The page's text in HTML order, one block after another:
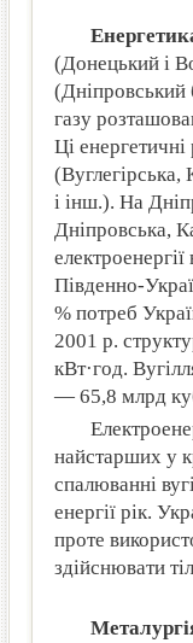
(Донецький і
(Дніпровський
газу
Ці
(Вуглегірська,
і інш.). На
Дніпровська,
Південно-
% потреб
2001 р.
кВт·год.
— 65,8 млрд
найстарших у
спалюванні
енергії рік.
проте
здійснювати